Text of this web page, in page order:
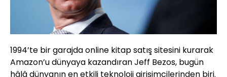
1994’te bir garajda online kitap satış sitesini kurarak
Amazon’u dünyaya kazandıran Jeff Bezos, bugün
hâlâ dünyanın en etkili teknoloji girişimcilerinden biri.